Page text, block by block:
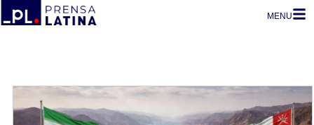
MENU